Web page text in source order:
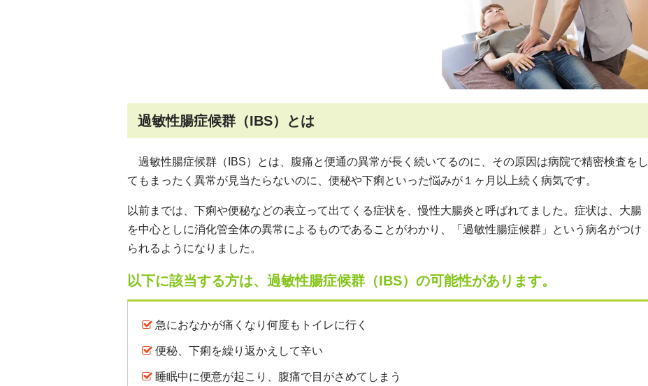
過敏性腸症候群（IBS）とは
過敏性腸症候群（IBS）とは、腹痛と便通の異常が長く続いてるのに、その原因は病院で精密検査をし
てもまったく異常が見当たらないのに、便秘や下痢といった悩みが１ヶ月以上続く病気です。
以前までは、下痢や便秘などの表立って出てくる症状を、慢性大腸炎と呼ばれてました。症状は、大腸
を中心としに消化管全体の異常によるものであることがわかり、「過敏性腸症候群」という病名がつけ
られるようになりました。
以下に該当する方は、過敏性腸症候群（IBS）の可能性があります。
急におなかが痛くなり何度もトイレに行く
便秘、下痢を繰り返かえして辛い
睡眠中に便意が起こり、腹痛で目がさめてしまう